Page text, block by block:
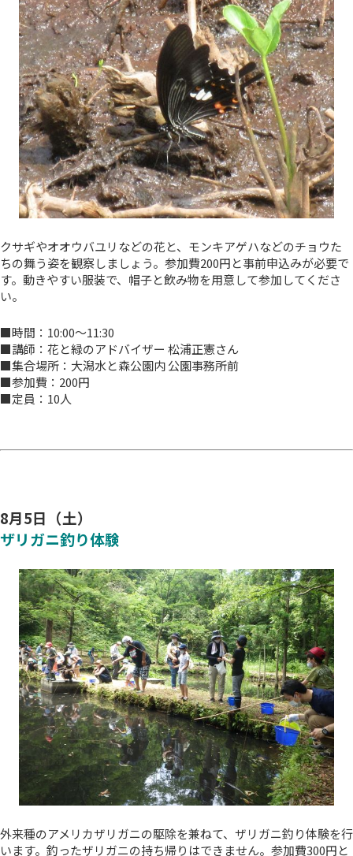
クサギやオオウバユリなどの花と、モンキアゲハなどのチョウた
ちの舞う姿を観察しましょう。参加費200円と事前申込みが必要で
す。動きやすい服装で、帽子と飲み物を用意して参加してくださ
い。
■時間：10:00～11:30
■講師：花と緑のアドバイザー 松浦正憲さん
■集合場所：大潟水と森公園内 公園事務所前
■参加費：200円
■定員：10人
8月5日（土）
ザリガニ釣り体験
外来種のアメリカザリガニの駆除を兼ねて、ザリガニ釣り体験を行
います。釣ったザリガニの持ち帰りはできません。参加費300円と